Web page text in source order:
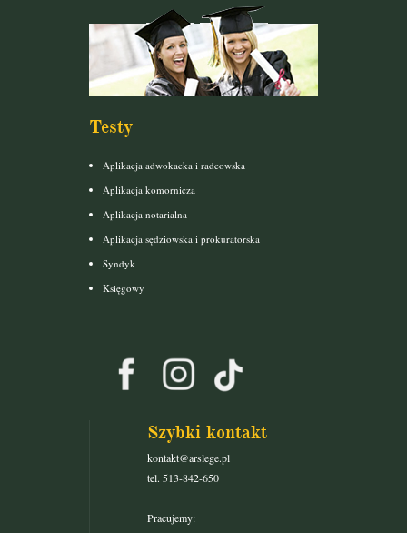
Testy
Aplikacja adwokacka i radcowska
Aplikacja komornicza
Aplikacja notarialna
Aplikacja sędziowska i prokuratorska
Syndyk
Księgowy
Szybki kontakt
kontakt@arslege.pl
tel. 513-842-650
Pracujemy: